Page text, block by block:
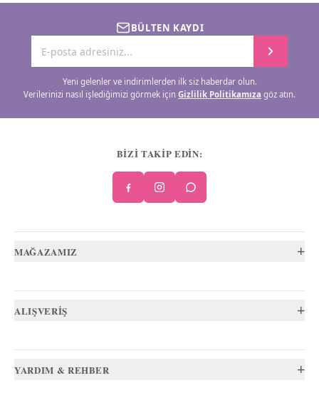
BÜLTEN KAYDI
Yeni gelenler ve indirimlerden ilk siz haberdar olun.
Verilerinizi nasıl işlediğimizi görmek için Gizlilik Politikamıza göz atın.
BİZİ TAKİP EDİN:
MAĞAZAMIZ +
ALIŞVERİŞ +
YARDIM & REHBER +